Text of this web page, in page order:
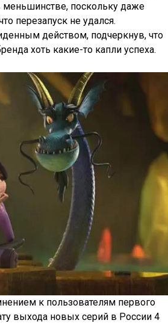
меньшинстве, поскольку даже
перезапуск не удался.
действом, подчеркнув, что
хоть какие-то капли успеха.
к пользователям первого
выхода новых серий в России 4